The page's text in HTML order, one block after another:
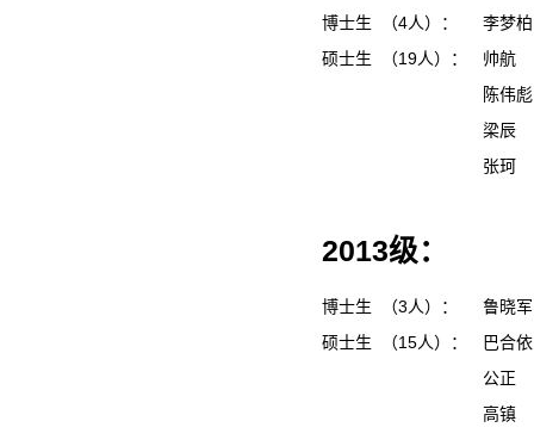
博士生 （4人）：
李梦
硕士生 （19人）：
帅航
陈伟
梁辰
张珂
2013级：
博士生 （3人）：
鲁晓
硕士生 （15人）：
巴合
公正
高镇